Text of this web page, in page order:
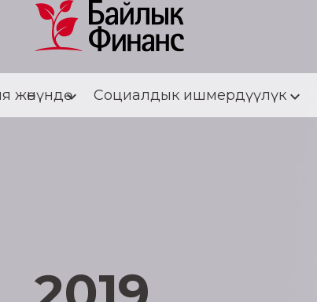
жөнүндө Социалдык ишмердүүлүк